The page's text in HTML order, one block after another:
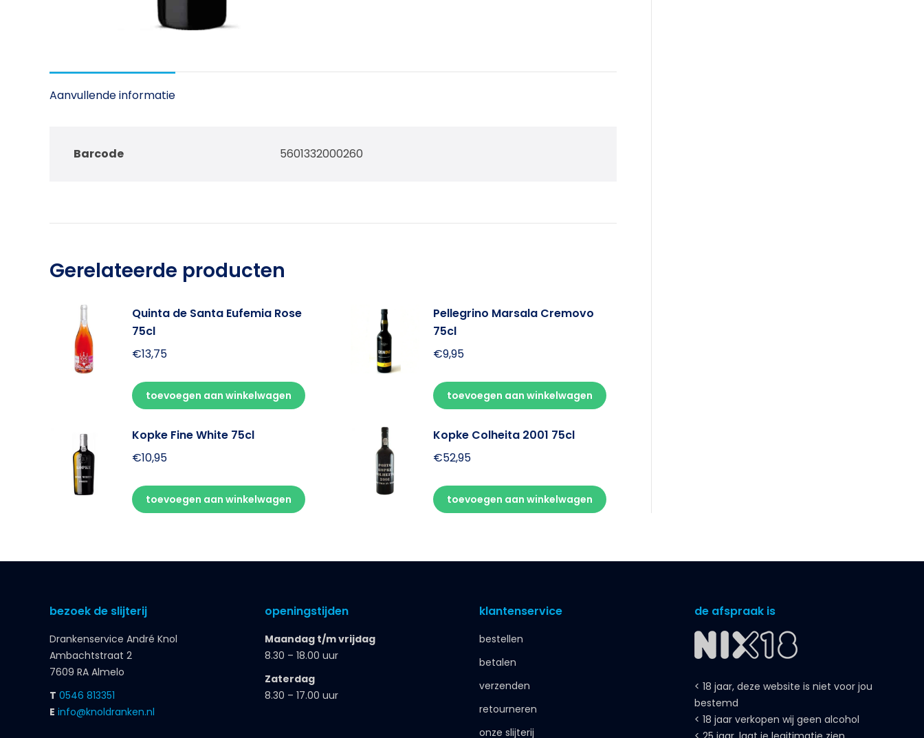
Aanvullende informatie
Barcode 5601332000260
Gerelateerde producten
Quinta de Santa Eufemia Rose
75cl
€13,75
toevoegen aan winkelwagen
Pellegrino Marsala Cremovo
75cl
€9,95
toevoegen aan winkelwagen
Kopke Fine White 75cl
€10,95
toevoegen aan winkelwagen
Kopke Colheita 2001 75cl
€52,95
toevoegen aan winkelwagen
bezoek de slijterij
Drankenservice André Knol
Ambachtstraat 2
7609 RA Almelo
T 0546 813351
E info@knoldranken.nl
openingstijden
Maandag t/m vrijdag
8.30 – 18.00 uur
Zaterdag
8.30 – 17.00 uur
klantenservice
bestellen
betalen
verzenden
retourneren
onze slijterij
de afspraak is
< 18 jaar, deze website is niet voor jou
bestemd
< 18 jaar verkopen wij geen alcohol